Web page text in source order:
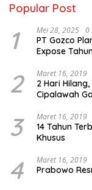
Popular Post
1 Mei 28, 2025 0
PT Gozco
Expose
2 Maret 16, 2019
2 Hari
Cipalawah
3 Maret 16, 2019
14 Tahun
Khusus
4 Maret 16, 2019
Prabowo